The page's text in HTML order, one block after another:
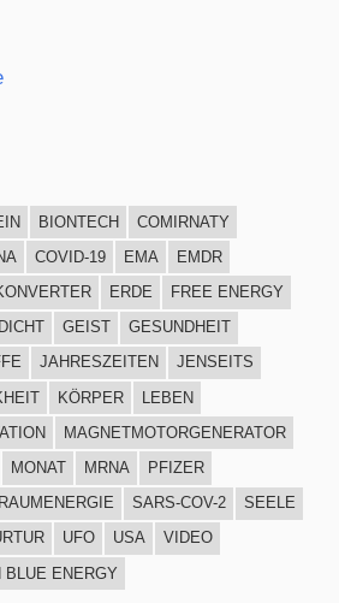
BIONTECH
COMIRNATY
COVID-19 EMA
EMDR
ERDE
FREE ENERGY
GEIST
GESUNDHEIT
JAHRESZEITEN
JENSEITS
KÖRPER
LEBEN
MAGNETMOTORGENERATOR
MONAT MRNA
PFIZER
RAUMENERGIE SARS-COV-2
SEELE
UFO USA
VIDEO
BLUE ENERGY